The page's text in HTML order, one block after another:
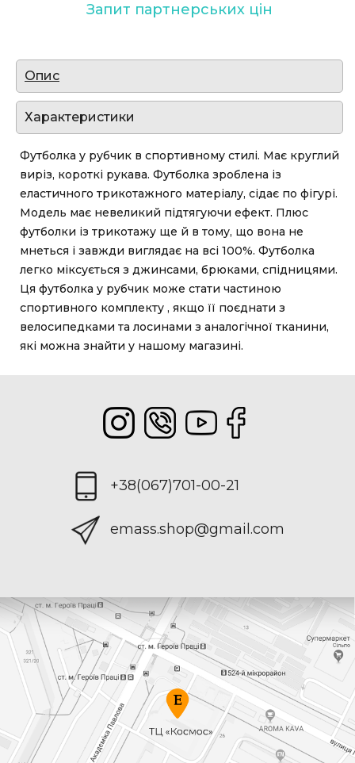
Запит партнерських цін
Опис
Характеристики
Футболка у рубчик в спортивному стилі. Має круглий
виріз, короткі рукава. Футболка зроблена із
еластичного трикотажного матеріалу, сідає по фігурі.
Модель має невеликий підтягуючи ефект. Плюс
футболки із трикотажу ще й в тому, що вона не
мнеться і завжди виглядає на всі 100%. Футболка
легко міксується з джинсами, брюками, спідницями.
Ця футболка у рубчик може стати частиною
спортивного комплекту , якщо її поєднати з
велосипедками та лосинами з аналогічної тканини,
які можна знайти у нашому магазині.
+38(067)701-00-21
emass.shop@gmail.com